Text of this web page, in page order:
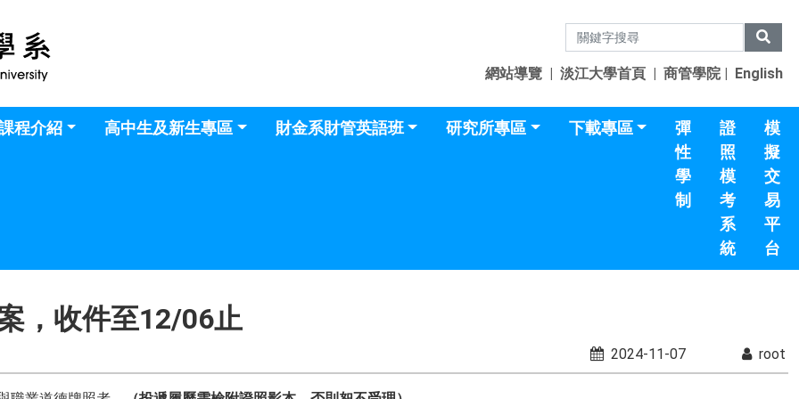
網站導覽 | 淡江大學首頁 | 商管學院| English
程介紹 高中生及新生專區 財金系財管英語班 研究所專區 下載專區
彈
性
學
制
證
照
模
考
系
統
模
擬
交
易
平
台
，收件至12/06止
2024-11-07 root